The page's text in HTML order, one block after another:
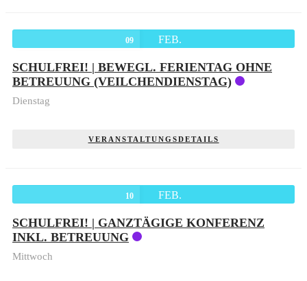
09 FEB.
SCHULFREI! | BEWEGL. FERIENTAG OHNE
BETREUUNG (VEILCHENDIENSTAG)
Dienstag
VERANSTALTUNGSDETAILS
10 FEB.
SCHULFREI! | GANZTÄGIGE KONFERENZ
INKL. BETREUUNG
Mittwoch